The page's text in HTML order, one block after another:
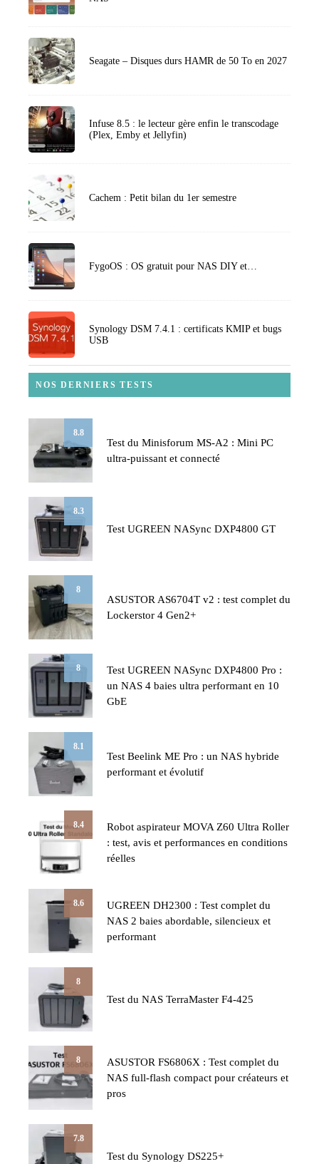
Seagate – Disques durs HAMR de 50 To en 2027
Infuse 8.5 : le lecteur gère enfin le transcodage
(Plex, Emby et Jellyfin)
Cachem : Petit bilan du 1er semestre
FygoOS : OS gratuit pour NAS DIY et…
Synology DSM 7.4.1 : certificats KMIP et bugs
USB
NOS DERNIERS TESTS
8.8
Test du Minisforum MS-A2 : Mini PC
ultra-puissant et connecté
8.3
Test UGREEN NASync DXP4800 GT
8
ASUSTOR AS6704T v2 : test complet du
Lockerstor 4 Gen2+
8
Test UGREEN NASync DXP4800 Pro :
un NAS 4 baies ultra performant en 10
GbE
8.1
Test Beelink ME Pro : un NAS hybride
performant et évolutif
8.4
Robot aspirateur MOVA Z60 Ultra Roller
: test, avis et performances en conditions
réelles
8.6
UGREEN DH2300 : Test complet du
NAS 2 baies abordable, silencieux et
performant
8
Test du NAS TerraMaster F4-425
8
ASUSTOR FS6806X : Test complet du
NAS full-flash compact pour créateurs et
pros
7.8
Test du Synology DS225+